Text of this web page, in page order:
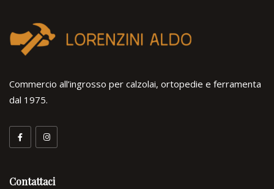
Commercio all’ingrosso per calzolai, ortopedie e ferramenta
dal 1975.
Contattaci